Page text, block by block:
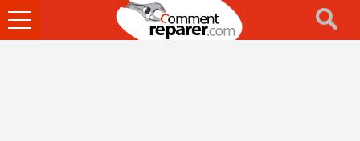
Ouvrir
le